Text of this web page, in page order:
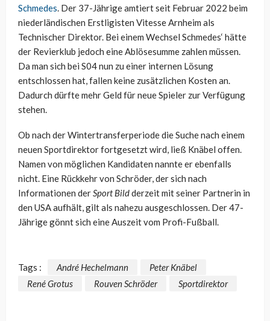
Schmedes. Der 37-Jährige amtiert seit Februar 2022 beim
niederländischen Erstligisten Vitesse Arnheim als
Technischer Direktor. Bei einem Wechsel Schmedes‘ hätte
der Revierklub jedoch eine Ablösesumme zahlen müssen.
Da man sich bei S04 nun zu einer internen Lösung
entschlossen hat, fallen keine zusätzlichen Kosten an.
Dadurch dürfte mehr Geld für neue Spieler zur Verfügung
stehen.
Ob nach der Wintertransferperiode die Suche nach einem
neuen Sportdirektor fortgesetzt wird, ließ Knäbel offen.
Namen von möglichen Kandidaten nannte er ebenfalls
nicht. Eine Rückkehr von Schröder, der sich nach
Informationen derSport Bildderzeit mit seiner Partnerin in
den USA aufhält, gilt als nahezu ausgeschlossen. Der 47-
Jährige gönnt sich eine Auszeit vom Profi-Fußball.
Tags : André Hechelmann
Peter Knäbel
René Grotus
Rouven Schröder Sportdirektor